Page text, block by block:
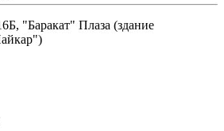
"Баракат" Плаза (здание